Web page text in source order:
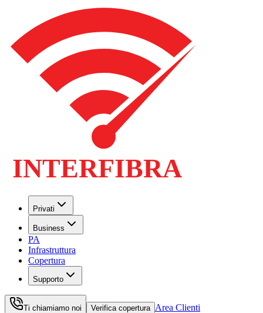
Privati
Business
PA
Infrastruttura
Copertura
Supporto
Ti chiamiamo noi Verifica copertura Area Clienti